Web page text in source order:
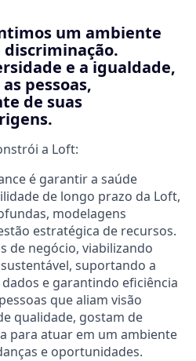
um ambiente
e a igualdade,
pessoas,
de suas
a Loft:
é garantir a saúde
de longo prazo da Loft,
modelagens
estratégica de recursos.
de negócio, viabilizando
suportando a
e garantindo eficiência
que aliam visão
qualidade, gostam de
para atuar em um ambiente
e oportunidades.